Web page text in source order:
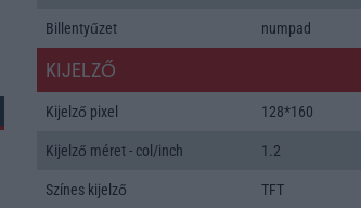
Billentyűzet numpad
KIJELZŐ
Kijelző pixel 128*160
Kijelző méret - col/inch 1.2
Színes kijelző TFT